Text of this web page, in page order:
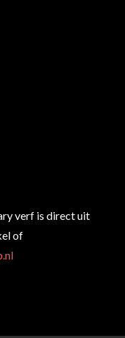
verf is direct uit
of